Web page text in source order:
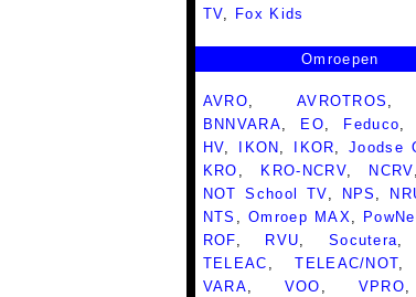
TV
Fox Kids
Omroepen
AVRO, AVROTROS
BNNVARA, EO, Feduco,
HV, IKON , IKOR,Joodse
KRO , KRO-NCRV, NCRV
NOT School TV, NPS ,
NTS ,Omroep MAX,
ROF, RVU, Socutera
TELEAC ,TELEAC/NOT
VARA, VOO , VPRO